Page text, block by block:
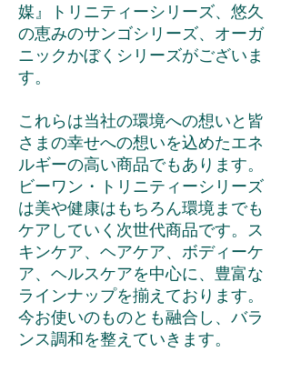
媒』トリニティーシリーズ、悠久
の恵みのサンゴシリーズ、オーガ
ニックかぼくシリーズがございま
す。
これらは当社の環境への想いと皆
さまの幸せへの想いを込めたエネ
ルギーの高い商品でもあります。
ビーワン・トリニティーシリーズ
は美や健康はもちろん環境までも
ケアしていく次世代商品です。ス
キンケア、ヘアケア、ボディーケ
ア、ヘルスケアを中心に、豊富な
ラインナップを揃えております。
今お使いのものとも融合し、バラ
ンス調和を整えていきます。